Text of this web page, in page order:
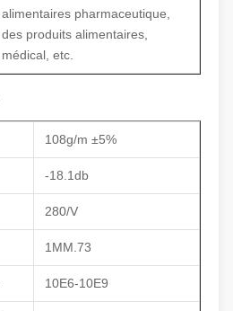
alimentaires pharmaceutique,
des produits alimentaires,
médical, etc.
108g/m ±5%
-18.1db
280/V
1MM.73
10E6-10E9